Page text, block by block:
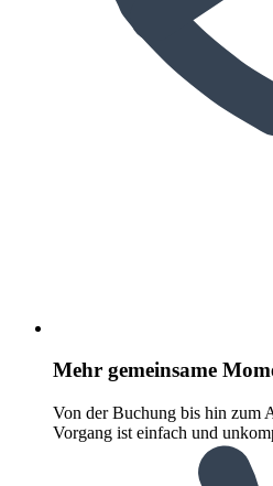
Mehr gemeinsame
Von der Buchung bis hin zum
Vorgang ist einfach und